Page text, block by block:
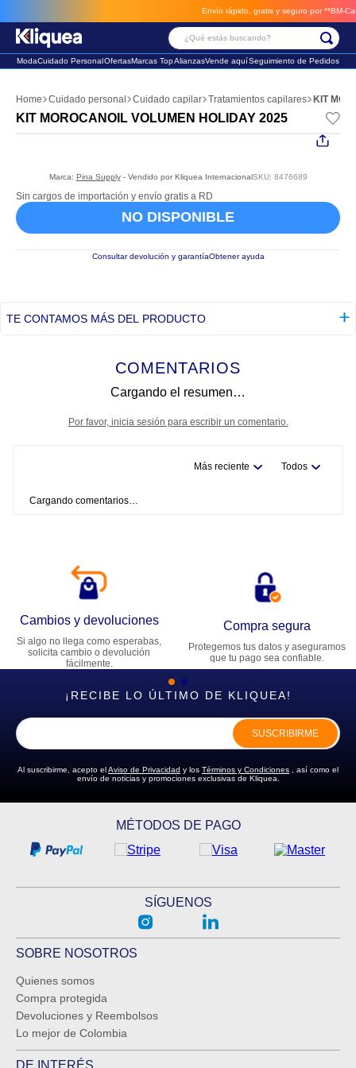
Envío rápido, gratis y seguro por **BM-
¿Qué estás buscando?
ModaCuidado PersonalOfertasMarcas TopAlianzasVende aquíSeguimiento de Pedidos
Cuidado personal Cuidado capilar Tratamientos capilares
KIT MOROCANOIL VOLUMEN HOLIDAY 2025
Marca: Pina Supply - Vendido por Kliquea InternacionalSKU: 8476689
Sin cargos de importación y envío gratis a RD
NO DISPONIBLE
Consultar devolución y garantíaObtener ayuda
TE CONTAMOS MÁS DEL PRODUCTO
COMENTARIOS
Cargando el resumen…
Por favor, inicia sesión para escribir un comentario.
Más reciente Todos
Cargando comentarios…
Cambios y devoluciones
Si algo no llega como esperabas,
solicita cambio o devolución
fácilmente.
Compra segura
Protegemos tus datos y aseguramos
que tu pago sea confiable.
¡RECIBE LO ÚLTIMO DE KLIQUEA!
SUSCRIBIRME
Al suscribirme, acepto elAviso de Privacidad y los Términos y Condiciones , así como el
envío de noticias y promociones exclusivas de Kliquea.
MÉTODOS DE PAGO
SÍGUENOS
SOBRE NOSOTROS
Quienes somos
Compra protegida
Devoluciones y Reembolsos
Lo mejor de Colombia
DE INTERÉS